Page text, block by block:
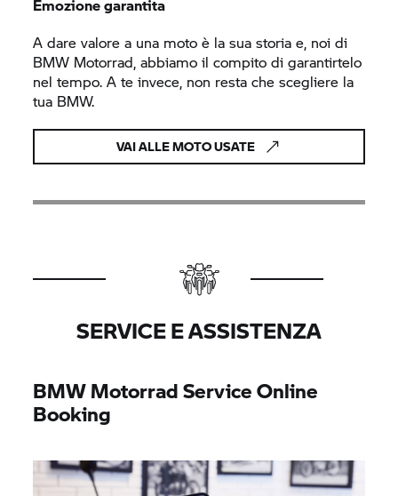
Emozione garantita
A dare valore a una moto è la sua storia e, noi di
BMW Motorrad, abbiamo il compito di garantirtelo
nel tempo. A te invece, non resta che scegliere la
tua BMW.
VAI ALLE MOTO USATE
SERVICE E ASSISTENZA
BMW MotorradService Online
Booking